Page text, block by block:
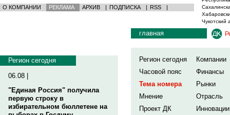
О КОМПАНИИ РЕКЛАМА АРХИВ | ПОДПИСКА | RSS |
Чукотский
Регион сегодня
06.08 |
"Единая Россия" получила
первую строку в
избирательном бюллетене на
главная
Регион сегодня
Компании
Часовой пояс
Финансы
Тема номера
Рынки
Мнение
Отрасль
Проект ДК
Инновации